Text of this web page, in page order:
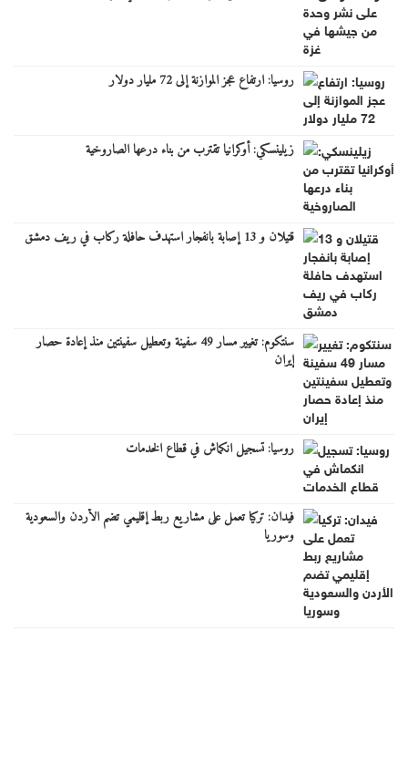
روسيا: ارتفاع عجز الموازنة إلى 72 مليار دولار
زيلينسكي: أوكرانيا تقترب من بناء درعها الصاروخية
قتيلان و 13 إصابة بانفجار استهدف حافلة ركاب في ريف دمشق
سنتكوم: تغيير مسار 49 سفينة وتعطيل سفينتين منذ إعادة حصار
إيران
روسيا: تسجيل انكماش في قطاع الخدمات
فيدان: تركيا تعمل على مشاريع ربط إقليمي تضم الأردن والسعودية
وسوريا